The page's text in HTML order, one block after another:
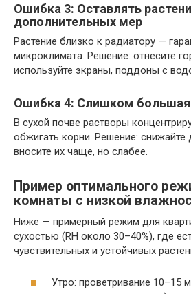
Ошибка 3: Оставлять
дополнительных мер
Растение близко к радиатору —
микроклимата. Решение: отнесите
используйте экраны, поддоны с
Ошибка 4: Слишком большая
В сухой почве растворы
обжигать корни. Решение: снижайте
вносите их чаще, но слабее.
Пример оптимального
комнаты с низкой
Ниже — примерный режим для
сухостью (RH около 30–40%), где
чувствительных и устойчивых
Утро: проветривание 10–15